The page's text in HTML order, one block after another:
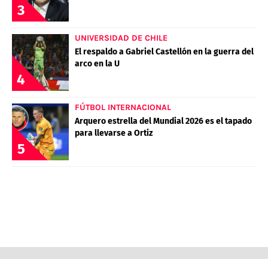
3
4
UNIVERSIDAD DE CHILE
El respaldo a Gabriel Castellón en la guerra del
arco en la U
5
FÚTBOL INTERNACIONAL
Arquero estrella del Mundial 2026 es el tapado
para llevarse a Ortiz